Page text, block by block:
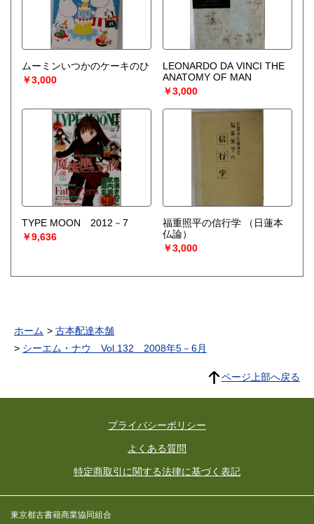
ムーミンいつかのケーキのひ
￥3,000
LEONARDO DA VINCI THE
ANATOMY OF MAN
￥3,000
TYPE MOON 2012－7
￥9,636
福重照平の信行学
（日蓮本
仏論）
￥3,000
ホーム
古本配達本舗
シーエム・ナウ Vol.132 2008年5－6月
ページ上部へ戻る
プライバシーポリシー
よくある質問
特定商取引に関する法律に基づく表記
東京都古書籍商業協同組合